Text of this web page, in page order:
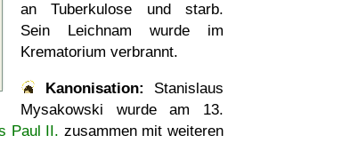
an Tuberkulose und starb.
Sein Leichnam wurde im
Krematorium verbrannt.
Kanonisation: Stanislaus
Mysakowski wurde am 13.
Paul II. zusammen mit weiteren